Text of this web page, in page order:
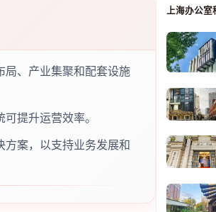
局、产业集聚和配套设施
提升运营效率。
案，以支持业务发展和
上海办公室